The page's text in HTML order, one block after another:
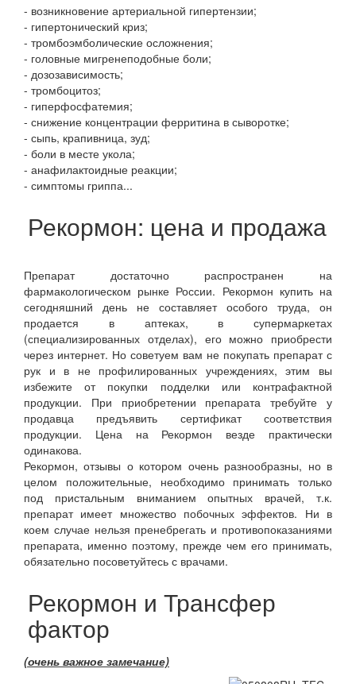
- возникновение артериальной гипертензии;
- гипертонический криз;
- тромбоэмболические осложнения;
- головные мигренеподобные боли;
- дозозависимость;
- тромбоцитоз;
- гиперфосфатемия;
- снижение концентрации ферритина в сыворотке;
- сыпь, крапивница, зуд;
- боли в месте укола;
- анафилактоидные реакции;
- симптомы гриппа...
Рекормон: цена и продажа
Препарат достаточно распространен на
фармакологическом рынке России. Рекормон купить на
сегодняшний день не составляет особого труда, он
продается в аптеках, в супермаркетах
(специализированных отделах), его можно приобрести
через интернет. Но советуем вам не покупать препарат с
рук и в не профилированных учреждениях, этим вы
избежите от покупки подделки или контрафактной
продукции. При приобретении препарата требуйте у
продавца предъявить сертификат соответствия
продукции. Цена на Рекормон везде практически
одинакова.
Рекормон, отзывы о котором очень разнообразны, но в
целом положительные, необходимо принимать только
под пристальным вниманием опытных врачей, т.к.
препарат имеет множество побочных эффектов. Ни в
коем случае нельзя пренебрегать и противопоказаниями
препарата, именно поэтому, прежде чем его принимать,
обязательно посоветуйтесь с врачами.
Рекормон и Трансфер
фактор
(очень важное замечание)